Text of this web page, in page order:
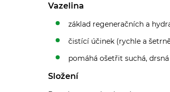
Vazelina
základ regeneračních a
čistící účinek (rychle a
pomáhá ošetřit suchá,
Složení